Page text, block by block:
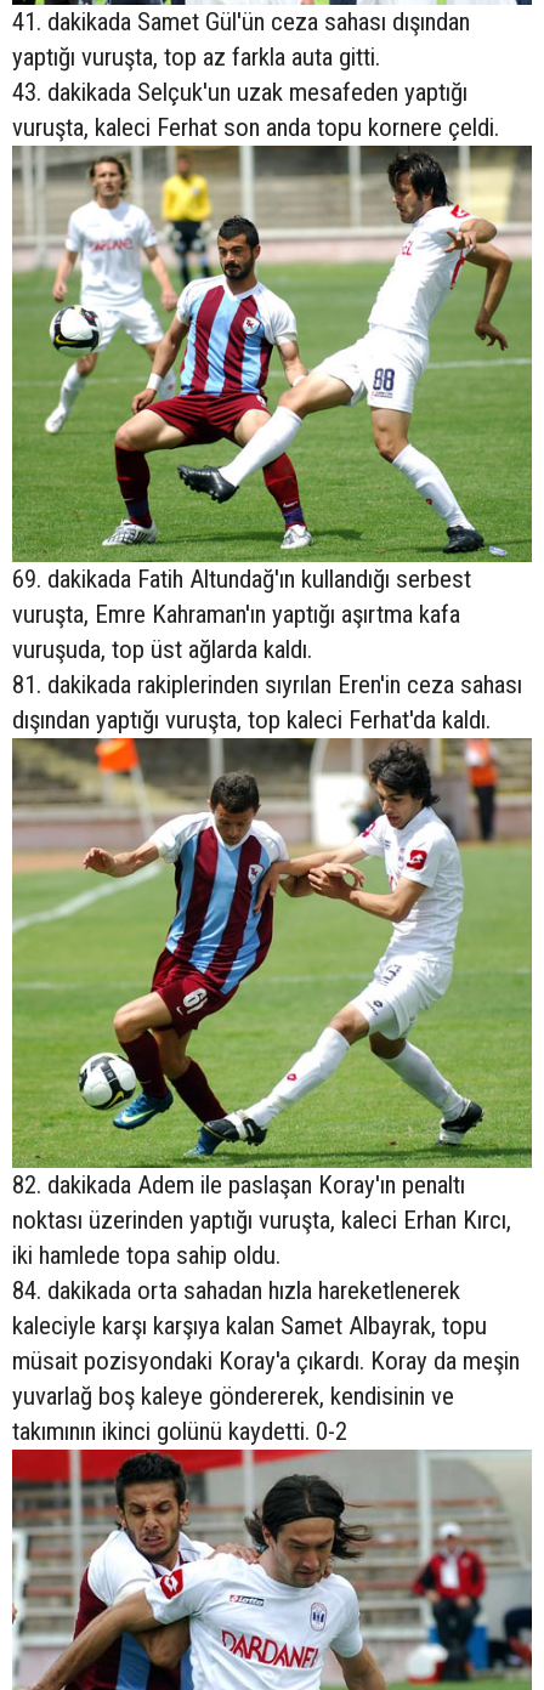
41. dakikada Samet Gül'ün ceza sahası dışından
yaptığı vuruşta, top az farkla auta gitti.
43. dakikada Selçuk'un uzak mesafeden yaptığı
vuruşta, kaleci Ferhat son anda topu kornere çeldi.
69. dakikada Fatih Altundağ'ın kullandığı serbest
vuruşta, Emre Kahraman'ın yaptığı aşırtma kafa
vuruşuda, top üst ağlarda kaldı.
81. dakikada rakiplerinden sıyrılan Eren'in ceza sahası
dışından yaptığı vuruşta, top kaleci Ferhat'da kaldı.
82. dakikada Adem ile paslaşan Koray'ın penaltı
noktası üzerinden yaptığı vuruşta, kaleci Erhan Kırcı,
iki hamlede topa sahip oldu.
84. dakikada orta sahadan hızla hareketlenerek
kaleciyle karşı karşıya kalan Samet Albayrak, topu
müsait pozisyondaki Koray'a çıkardı. Koray da meşin
yuvarlağ boş kaleye göndererek, kendisinin ve
takımının ikinci golünü kaydetti. 0-2